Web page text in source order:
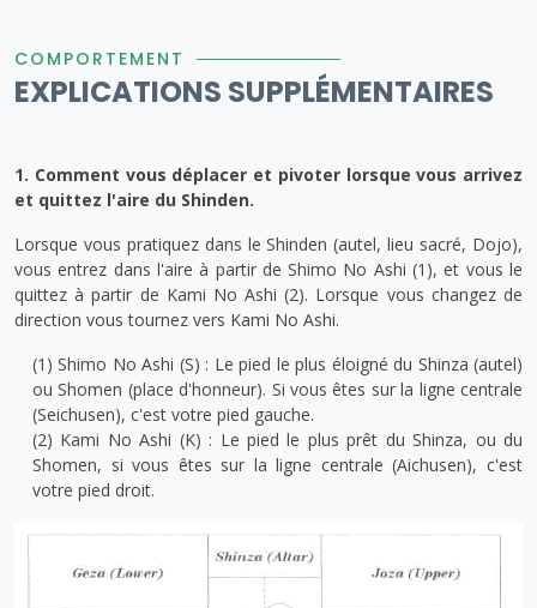
COMPORTEMENT
EXPLICATIONS SUPPLÉMENTAIRES
1. Comment vous déplacer et pivoter lorsque vous arrivez
et quittez l'aire du Shinden.
Lorsque vous pratiquez dans le Shinden (autel, lieu sacré, Dojo),
vous entrez dans l'aire à partir de Shimo No Ashi (1), et vous le
quittez à partir de Kami No Ashi (2). Lorsque vous changez de
direction vous tournez vers Kami No Ashi.
(1) Shimo No Ashi (S) : Le pied le plus éloigné du Shinza (autel)
ou Shomen (place d'honneur). Si vous êtes sur la ligne centrale
(Seichusen), c'est votre pied gauche.
(2) Kami No Ashi (K) : Le pied le plus prêt du Shinza, ou du
Shomen, si vous êtes sur la ligne centrale (Aichusen), c'est
votre pied droit.